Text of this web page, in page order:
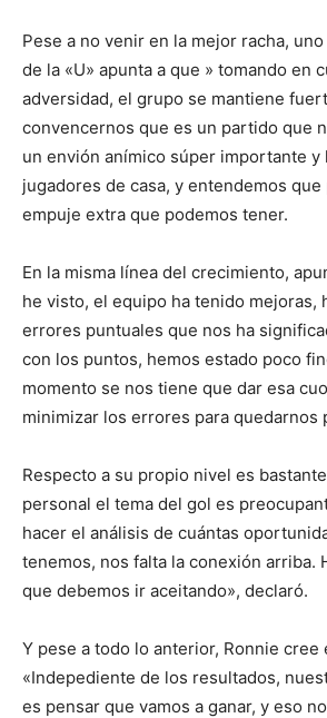
Pese a no venir en la mejor racha,
de la «U» apunta a que » tomando en
adversidad, el grupo se mantiene
convencernos que es un partido que
un envión anímico súper importante y
jugadores de casa, y entendemos que
empuje extra que podemos tener.
En la misma línea del crecimiento,
he visto, el equipo ha tenido mejoras,
errores puntuales que nos ha
con los puntos, hemos estado poco
momento se nos tiene que dar esa
minimizar los errores para quedarnos
Respecto a su propio nivel es
personal el tema del gol es
hacer el análisis de cuántas
tenemos, nos falta la conexión arriba.
que debemos ir aceitando», declaró.
Y pese a todo lo anterior, Ronnie cree
«Indepediente de los resultados,
es pensar que vamos a ganar, y eso